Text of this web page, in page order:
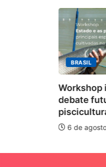
BRASIL
Workshop
debate
6 de